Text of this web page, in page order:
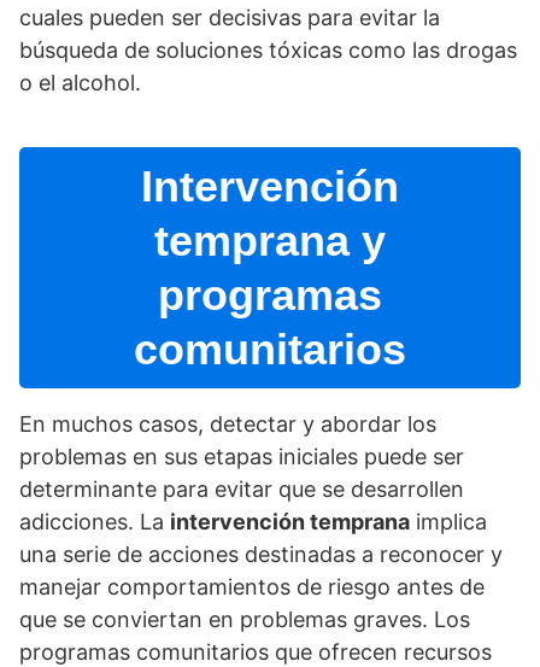
cuales pueden ser decisivas para evitar la
búsqueda de soluciones tóxicas como las drogas
o el alcohol.
Intervención
temprana y
programas
comunitarios
En muchos casos, detectar y abordar los
problemas en sus etapas iniciales puede ser
determinante para evitar que se desarrollen
adicciones. La intervención temprana implica
una serie de acciones destinadas a reconocer y
manejar comportamientos de riesgo antes de
que se conviertan en problemas graves. Los
programas comunitarios que ofrecen recursos